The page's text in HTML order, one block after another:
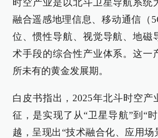
时空产业是以北斗卫星导航系统
融合遥感地理信息、移动通信（
位、惯性导航、视觉导航、地磁
术手段的综合性产业体系。这一
所未有的黄金发展期。
白皮书指出，2025年北斗时空产
征，是实现了从“卫星导航”到“
越，呈现出“技术融合化、应用场